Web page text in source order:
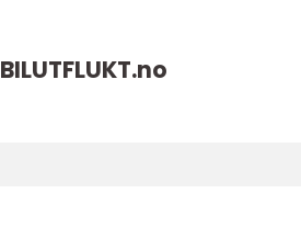
BILUTFLUKT.no